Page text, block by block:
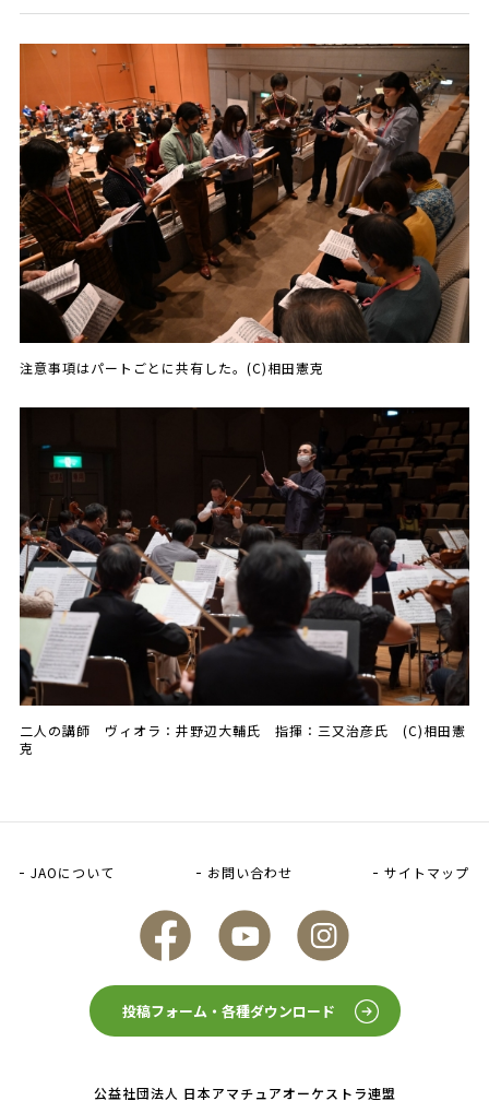
注意事項はパートごとに共有した。(C)相田憲克
二人の講師 ヴィオラ：井野辺大輔氏 指揮：三又治彦氏 (C)相田憲
克
公益社団法人 日本アマチュアオーケストラ連盟
JAOについて お問い合わせ サイトマップ
投稿フォーム・各種ダウンロード